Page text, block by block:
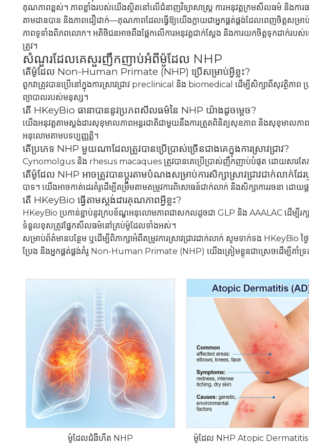
គុណភាពខ្ពស់។ ភាពខ្លាំងរបស់យើងស្ថិតនៅលើជំនាញវិទ្យាសាស្ត្រ ការអនុវត្តក្រមសីលធម៌ និងការ
តាមដានបាន និងភាពជឿជាក់—គុណភាពដែលធ្វើឱ្យយើងក្លាយជាអ្នកផ្គត់ផ្គង់ដែលពេញចិត្តសម្រាប់
ភាពទូទាំងពិភពលោក។ អតិថិជនអាចពឹងផ្អែកលើការអនុវត្តជាក់ស្តែង និងការយកចិត្តទុកដាក់របស់
ត្រូវ។
សំណួរដែលគេសួរញឹកញាប់អំពីម៉ូដែល NHP
តើម៉ូដែល Non-Human Primate (NHP) ប្រើសម្រាប់អ្វីខ្លះ?
ពួកវាត្រូវបានប្រើនៅក្នុងការស្រាវជ្រាវ preclinical និង biomedical ដើម្បីសិក្សាពីសុវត្ថិភា
ព្យាបាលរបស់មនុស្ស។
តើ HKeyBio ធានាបាននូវប្រភពសីលធម៌នៃ NHP យ៉ាងដូចម្តេច?
យើងអនុវត្តតាមស្តង់ដារសុខុមាលភាពអន្តរជាតិជាមួយនឹងការត្រួតពិនិត្យសុខភាព និងសុខុមាលភាពជ
អនុលោមតាមបទប្បញ្ញត្តិ។
តើប្រភេទ NHP មួយណាដែលត្រូវបានប្រើប្រាស់ច្រើនជាងគេក្នុងការស្រាវជ្រាវ?
Cynomolgus និង rhesus macaques ត្រូវបានគេប្រើប្រាស់ញឹកញាប់បំផុត ដោយសារតែភ
តើម៉ូដែល NHP អាចត្រូវបានប្ដូរតាមបំណងសម្រាប់ការសិក្សាស្រាវជ្រាវជាក់លាក់ដែរ
បាទ។ យើងអាចកាត់ដេរគំរូដើម្បីតម្រឹមតាមតម្រូវការពិសោធន៍ជាក់លាក់ និងសិក្សាការរចនា ដោយផ្
តើ HKeyBio ធ្វើតាមស្តង់ដារគុណភាពអ្វីខ្លះ?
HKeyBio ប្រកាន់ខ្ជាប់នូវក្របខ័ណ្ឌអនុលោមភាពជាសកលដូចជា GLP និង AAALAC ដើម្បីរក្ស
ទំនួលខុសត្រូវផ្នែកសីលធម៌នៅគ្រប់ម៉ូដែលទាំងអស់។
សម្រាប់ព័ត៌មានបន្ថែម ឬដើម្បីពិភាក្សាអំពីតម្រូវការស្រាវជ្រាវជាក់លាក់ សូមទាក់ទង HKeyBio ថ្ង
ប្រែង និងអ្នកផ្គត់ផ្គង់គំរូ Non-Human Primate (NHP) យើងត្រៀមខ្លួនជាស្រេចដើម្បីគាំទ្
ម៉ូដែលជំងឺហឺត NHP ម៉ូដែល NHP Atopic Dermatitis